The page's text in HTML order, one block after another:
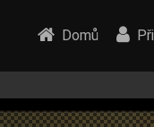
Domů